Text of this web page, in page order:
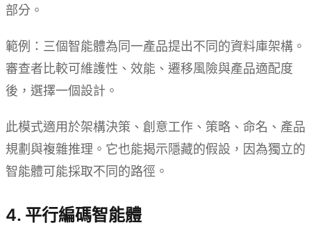
部分。
範例：三個智能體為同一產品提出不同的資料庫架構。
審查者比較可維護性、效能、遷移風險與產品適配度
後，選擇一個設計。
此模式適用於架構決策、創意工作、策略、命名、產品
規劃與複雜推理。它也能揭示隱藏的假設，因為獨立的
智能體可能採取不同的路徑。
4. 平行編碼智能體